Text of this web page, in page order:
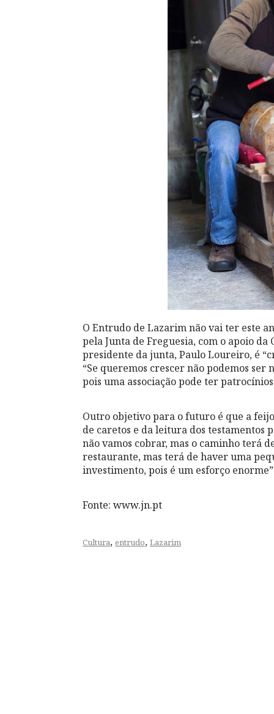
O Entrudo de Lazarim não vai ter este
pela Junta de Freguesia, com o apoio
presidente da junta, Paulo Loureiro, é
“Se queremos crescer não podemos
pois uma associação pode ter
Outro objetivo para o futuro é que a
de caretos e da leitura dos testamentos
não vamos cobrar, mas o caminho terá
restaurante, mas terá de haver uma
investimento, pois é um esforço
Fonte: www.jn.pt
Cultura, entrudo, Lazarim